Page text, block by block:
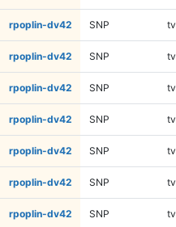
rpoplin-dv42 SNP tv
rpoplin-dv42 SNP tv
rpoplin-dv42 SNP tv
rpoplin-dv42 SNP tv
rpoplin-dv42 SNP tv
rpoplin-dv42 SNP tv
rpoplin-dv42 SNP tv